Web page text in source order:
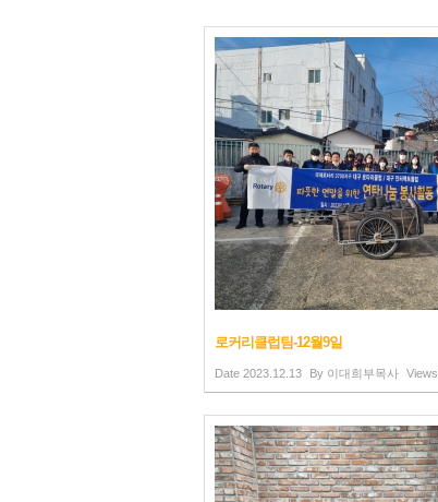
로커리클럽팀-12월9일
Date 2023.12.13 By 이대희부목사 Views